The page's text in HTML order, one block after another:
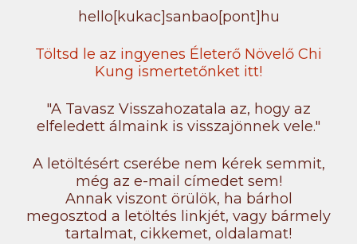
hello[kukac]sanbao[pont]hu
Töltsd le az ingyenes Életerő Növelő Chi
Kung ismertetőnket itt!
"A Tavasz Visszahozatala az, hogy az
elfeledett álmaink is visszajönnek vele."
A letöltésért cserébe nem kérek semmit,
még az e-mail címedet sem!
Annak viszont örülök, ha bárhol
megosztod a letöltés linkjét, vagy bármely
tartalmat, cikkemet, oldalamat!